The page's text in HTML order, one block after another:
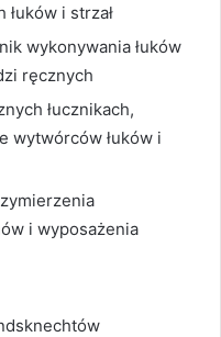
i strzał
wykonywania łuków
ręcznych
łucznikach,
wytwórców łuków i
i wyposażenia